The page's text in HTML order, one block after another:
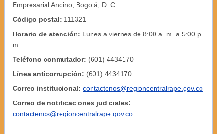
Empresarial Andino, Bogotá, D. C.
Código postal: 111321
Horario de atención: Lunes a viernes de 8:00 a. m. a 5:00 p.
m.
Teléfono conmutador: (601) 4434170
Línea anticorrupción: (601) 4434170
Correo institucional: contactenos@regioncentralrape.gov.co
Correo de notificaciones judiciales:
contactenos@regioncentralrape.gov.co